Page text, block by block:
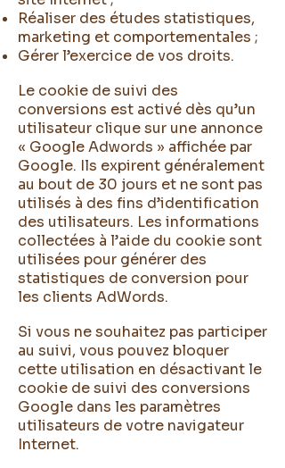
Réaliser des études statistiques,
marketing et comportementales ;
Gérer l’exercice de vos droits.
Le cookie de suivi des
conversions est activé dès qu’un
utilisateur clique sur une annonce
« Google Adwords » affichée par
Google. Ils expirent généralement
au bout de 30 jours et ne sont pas
utilisés à des fins d’identification
des utilisateurs. Les informations
collectées à l’aide du cookie sont
utilisées pour générer des
statistiques de conversion pour
les clients AdWords.
Si vous ne souhaitez pas participer
au suivi, vous pouvez bloquer
cette utilisation en désactivant le
cookie de suivi des conversions
Google dans les paramètres
utilisateurs de votre navigateur
Internet.